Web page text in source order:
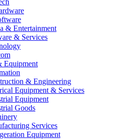
& Entertainment
& Services
Equipment
& Engineering
Equipment & Services
Equipment
Goods
Services
Equipment